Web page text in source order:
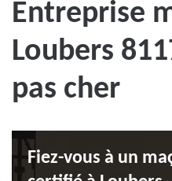
Entreprise
Loubers
pas cher
Fiez-vous à un